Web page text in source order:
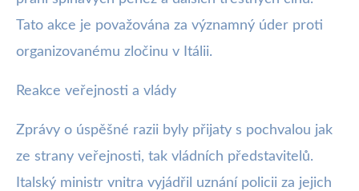
Tato akce je považována za významný úder proti
organizovanému zločinu v Itálii.
Reakce veřejnosti a vlády
Zprávy o úspěšné razii byly přijaty s pochvalou jak
ze strany veřejnosti, tak vládních představitelů.
Italský ministr vnitra vyjádřil uznání policii za jejich